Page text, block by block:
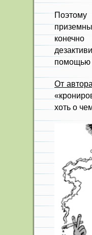
помощью
От автора
хоть о